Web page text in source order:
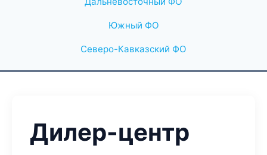
Южный ФО
Северо-Кавказский ФО
Дилер-центр